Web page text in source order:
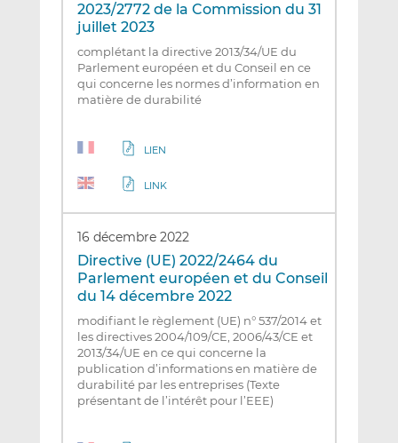
2023/2772 de la Commission du 31
juillet 2023
complétant la directive 2013/34/UE du
Parlement européen et du Conseil en ce
qui concerne les normes d’information en
matière de durabilité
LIEN
LINK
16 décembre 2022
Directive (UE) 2022/2464 du
Parlement européen et du Conseil
du 14 décembre 2022
modifiant le règlement (UE) n° 537/2014 et
les directives 2004/109/CE, 2006/43/CE et
2013/34/UE en ce qui concerne la
publication d’informations en matière de
durabilité par les entreprises (Texte
présentant de l’intérêt pour l’EEE)